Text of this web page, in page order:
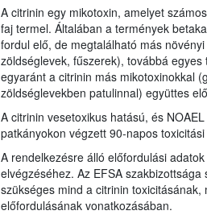
A citrinin egy mikotoxin, amelyet
faj termel. Általában a termények
fordul elő, de megtalálható más
zöldséglevek, fűszerek), továbbá
egyaránt a citrinin más mikotoxinokkal
zöldséglevekben patulinnal) együttes
A citrinin vesetoxikus hatású, és
patkányokon végzett 90-napos
A rendelkezésre álló előfordulási
elvégzéséhez. Az EFSA
szükséges mind a citrinin
előfordulásának vonatkozásában.